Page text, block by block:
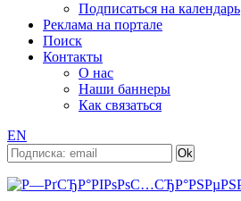
Подписаться на календарь
Реклама на портале
Поиск
Контакты
О нас
Наши баннеры
Как связаться
EN